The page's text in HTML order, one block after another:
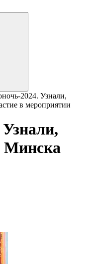
2024. Узнали,
в мероприятии
Минска